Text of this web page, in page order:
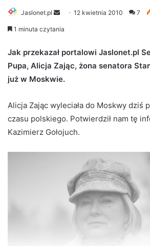
Jaslonet.pl
e
d
a
i
l
12 kwietnia 2010 7
1 minuta czytania
Jak przekazał portalowi Jaslonet.pl
Pupa, Alicja Zając, żona senatora
już w Moskwie.
Alicja Zając wyleciała do Moskwy dziś
czasu polskiego. Potwierdził nam tę
Kazimierz Gołojuch.